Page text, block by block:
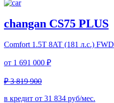
changan CS75 PLUS
Comfort 1.5T 8AT (181 л.с.) FWD
от 1 691 000 ₽
₽ 3 819 900
в кредит от 31 834 руб/мес.